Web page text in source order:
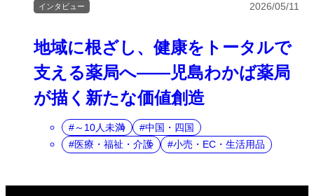
地域に根ざし、健康をトータルで
支える薬局へ――児島わかば薬局
が描く新たな価値創造
インタビュー 2026/05/11
～10人未満
中国・四国
医療・福祉・介護
小売・EC・生活用品